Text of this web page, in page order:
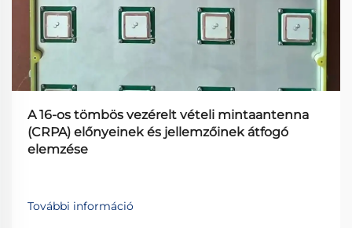
A 16-os tömbös vezérelt vételi mintaantenna
(CRPA) előnyeinek és jellemzőinek átfogó
elemzése
További információ